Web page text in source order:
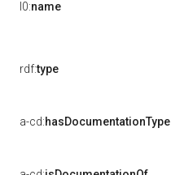
l0:name
rdf:type
a-cd:hasDocumentationType